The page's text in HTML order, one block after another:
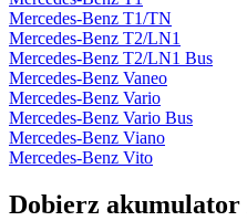
Mercedes-Benz T1/TN
Mercedes-Benz T2/LN1
Mercedes-Benz T2/LN1 Bus
Mercedes-Benz Vaneo
Mercedes-Benz Vario
Mercedes-Benz Vario Bus
Mercedes-Benz Viano
Mercedes-Benz Vito
Dobierz akumulator